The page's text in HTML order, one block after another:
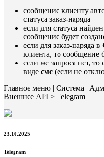
сообщение клиенту
статуса заказ-наряда
если для статуса
сообщение будет
если для заказ-наряда в
клиента, то сообщение
если же запроса нет, то
виде смс (если не
Главное меню | Система |
Внешнее API > Telegram
23.10.2025
Telegram